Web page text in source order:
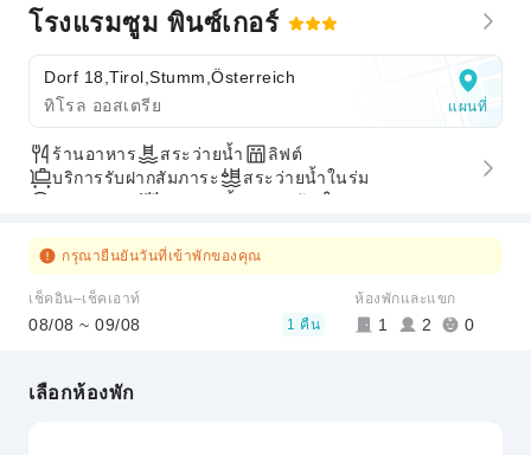
โรงแรมซูม พินซ์เกอร์
Dorf 18,Tirol,Stumm,Österreich
ทิโรล ออสเตรีย
แผนที่
ร้านอาหาร สระว่ายน้ำ
ลิฟต์
บริการรับฝากสัมภาระ
สระว่ายน้ำในร่ม
กรุณายืนยันวันที่เข้าพักของคุณ
เช็คอิน–เช็คเอาท์
08/08 ~ 09/08 1 คืน
ห้องพักและแขก
1 2 0
เลือกห้องพัก